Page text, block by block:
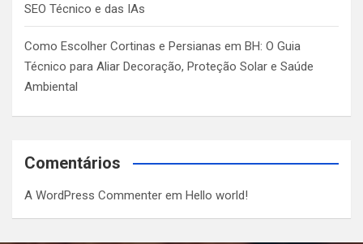
SEO Técnico e das IAs
Como Escolher Cortinas e Persianas em BH: O Guia
Técnico para Aliar Decoração, Proteção Solar e Saúde
Ambiental
Comentários
A WordPress Commenter em Hello world!